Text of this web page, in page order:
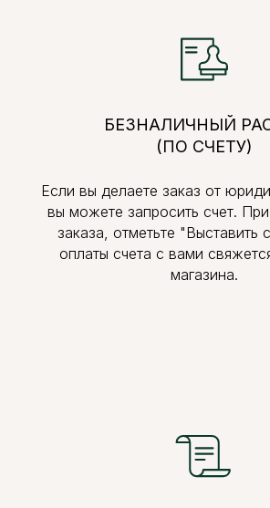
БЕЗНАЛИЧНЫЙ
(ПО СЧЕТУ)
Если вы делаете заказ от
вы можете запросить счет.
заказа, отметьте "Выставить
оплаты счета с вами
магазина.